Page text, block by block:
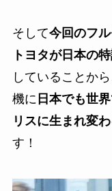
そして今回のフ
トヨタが日本の
していることか
機に 日本でも世
リスに生まれ変
す！